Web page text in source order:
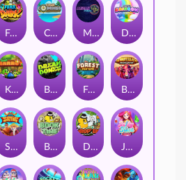
Fear the Dark Cash Compass Miami Multiplier Double Rainbow
King Carrot Break Bones Forest Fortune Buffalo Stack'n'Sync
Shaolin Master Book of Time Drop'em Jelly Slice